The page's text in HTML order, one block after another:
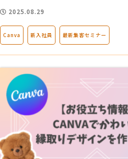
2025.08.29
Canva 新入社員 最新集客セミナー